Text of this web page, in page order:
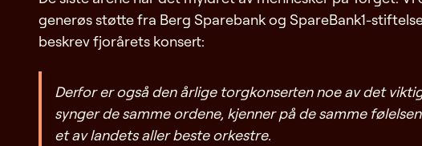
generøs støtte fra Berg Sparebank og SpareBank1-
beskrev fjorårets konsert:
Derfor er også den årlige torgkonserten noe av det
synger de samme ordene, kjenner på de samme
et av landets aller beste orkestre.